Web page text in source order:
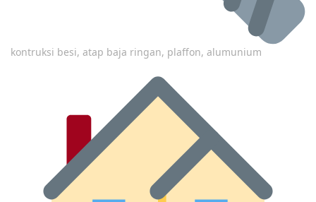
kontruksi besi, atap baja ringan, plaffon, alumunium